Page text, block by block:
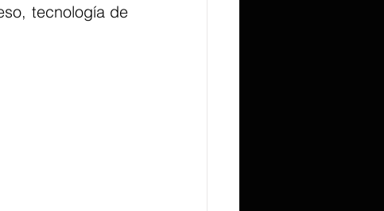
tecnología de